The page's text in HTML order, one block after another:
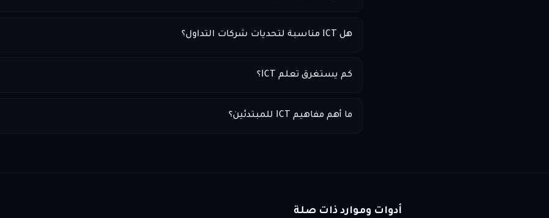
هل ICT مناسبة لتحديات شركات التداول؟
كم يستغرق تعلم ICT؟
ما أهم مفاهيم ICT للمبتدئين؟
أدوات وموارد ذات صلة